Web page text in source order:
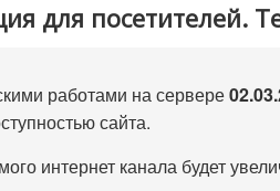
для посетителей.
работами на сервере
сайта.
интернет канала будет